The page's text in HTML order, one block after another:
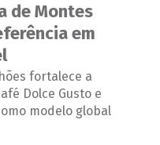
de Montes
em
fortalece a
Dolce Gusto e
modelo global